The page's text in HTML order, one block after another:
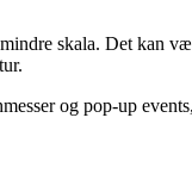
skala. Det kan
og pop-up